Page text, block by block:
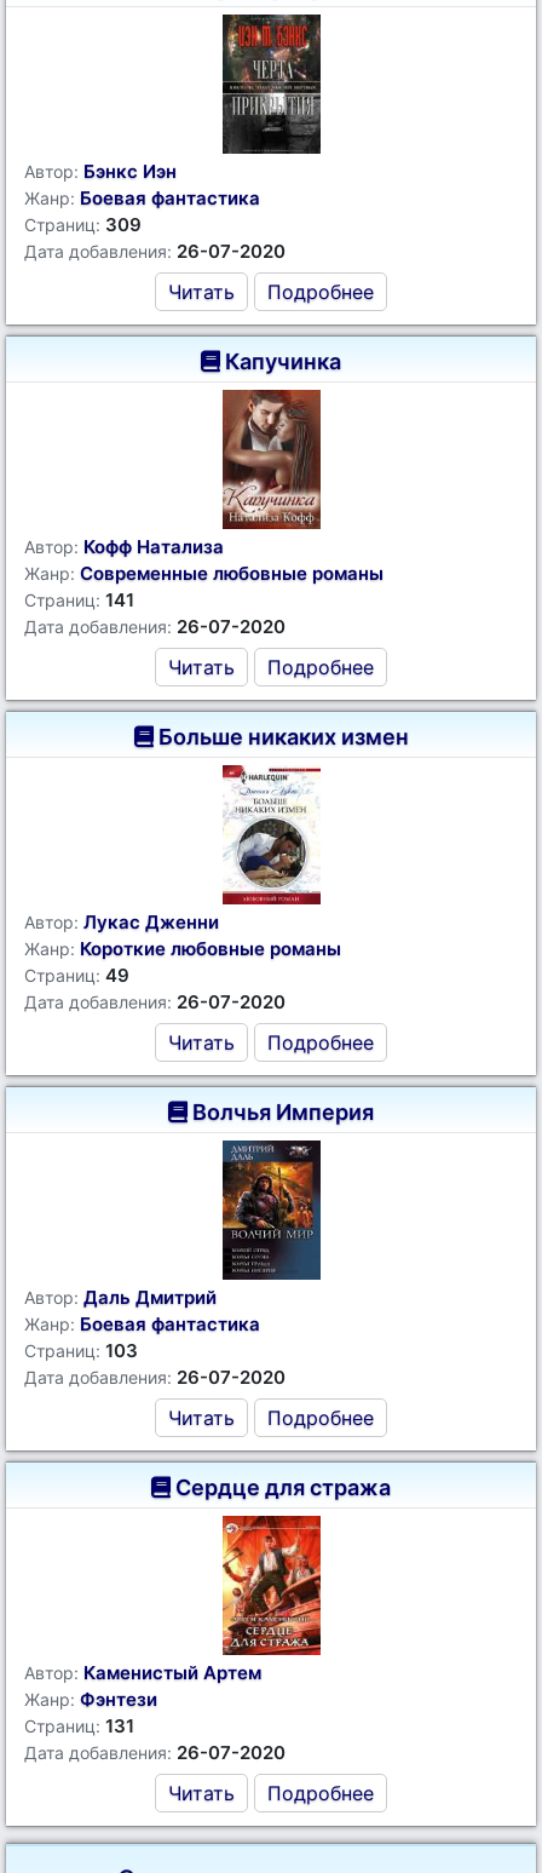
Автор: Бэнкс Иэн
Жанр: Боевая фантастика
Страниц: 309
Дата добавления: 26-07-2020
Читать Подробнее
Капучинка
Автор: Кофф Натализа
Жанр: Современные любовные романы
Страниц: 141
Дата добавления: 26-07-2020
Читать Подробнее
Больше никаких измен
Автор: Лукас Дженни
Жанр: Короткие любовные романы
Страниц: 49
Дата добавления: 26-07-2020
Читать Подробнее
Волчья Империя
Автор: Даль Дмитрий
Жанр: Боевая фантастика
Страниц: 103
Дата добавления: 26-07-2020
Читать Подробнее
Сердце для стража
Автор: Каменистый Артем
Жанр: Фэнтези
Страниц: 131
Дата добавления: 26-07-2020
Читать Подробнее